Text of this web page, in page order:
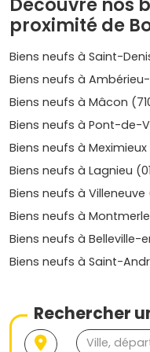
et la revente.
•Espaces extérieurs
de-jardin).
charges maîtrisées.
• Appétence pour les
intégrées au tissu
Qui construit
Bourg-en-
suivre
Plusieurs acteurs
dans l'Ain et à Bourg-
résidences, avec
proches des
Cogedim ,Eiffage
Découvre nos
proximité de
Biens neufs à Saint-
Biens neufs à
Biens neufs à Mâcon
Biens neufs à Pont-de-
Biens neufs à Meximieux
Biens neufs à Lagnieu
Biens neufs à Villeneuve
Biens neufs à
Biens neufs à Belleville-
Biens neufs à Saint-
Rechercher